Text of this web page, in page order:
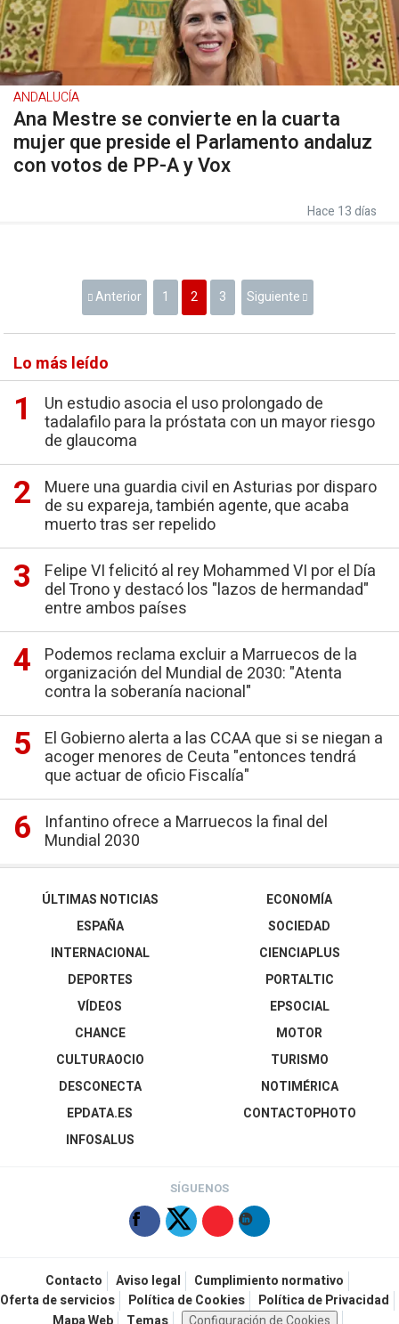
ANDALUCÍA
Ana Mestre se convierte en la cuarta
mujer que preside el Parlamento andaluz
con votos de PP-A y Vox
Hace 13 días
Anterior 1 2 3 Siguiente
Lo más leído
Un estudio asocia el uso prolongado de
tadalafilo para la próstata con un mayor riesgo
de glaucoma
Muere una guardia civil en Asturias por disparo
de su expareja, también agente, que acaba
muerto tras ser repelido
Felipe VI felicitó al rey Mohammed VI por el Día
del Trono y destacó los "lazos de hermandad"
entre ambos países
Podemos reclama excluir a Marruecos de la
organización del Mundial de 2030: "Atenta
contra la soberanía nacional"
El Gobierno alerta a las CCAA que si se niegan a
acoger menores de Ceuta "entonces tendrá
que actuar de oficio Fiscalía"
Infantino ofrece a Marruecos la final del
Mundial 2030
ÚLTIMAS NOTICIAS
ESPAÑA
INTERNACIONAL
DEPORTES
VÍDEOS
ECONOMÍA
SOCIEDAD
CIENCIAPLUS
PORTALTIC
EPSOCIAL
CHANCE
CULTURAOCIO
DESCONECTA
EPDATA.ES
INFOSALUS
MOTOR
TURISMO
NOTIMÉRICA
CONTACTOPHOTO
SÍGUENOS
Contacto Aviso legal
Cumplimiento normativo
Oferta de servicios
Política de Cookies
Política de Privacidad